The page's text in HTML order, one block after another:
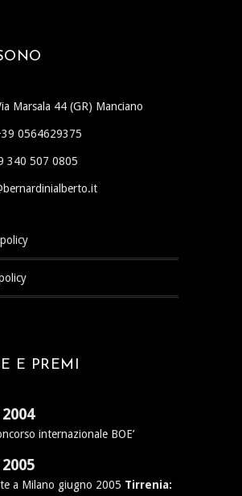
Marsala 44 (GR) Manciano
0564629375
340 507 0805
policy
E PREMI
internazionale BOE’
a Milano giugno 2005 Tirrenia: